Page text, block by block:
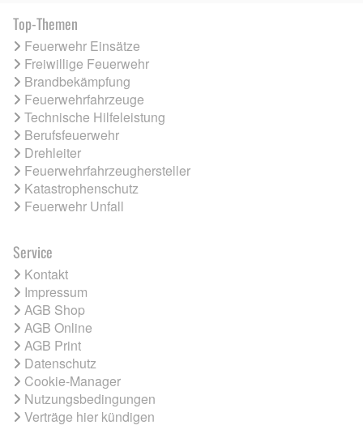
Top-Themen
Feuerwehr Einsätze
Freiwillige Feuerwehr
Brandbekämpfung
Feuerwehrfahrzeuge
Technische Hilfeleistung
Berufsfeuerwehr
Drehleiter
Feuerwehrfahrzeughersteller
Katastrophenschutz
Feuerwehr Unfall
Service
Kontakt
Impressum
AGB Shop
AGB Online
AGB Print
Datenschutz
Cookie-Manager
Nutzungsbedingungen
Verträge hier kündigen